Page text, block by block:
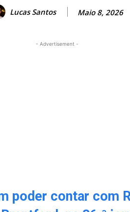
Lucas Santos Maio 8, 2026
- Advertisement -
poder contar com